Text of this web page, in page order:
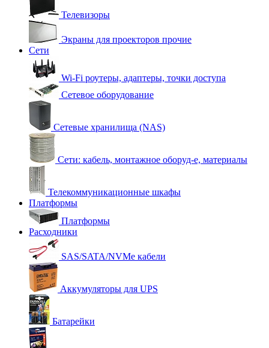
Телевизоры
Экраны для проекторов прочие
Сети
Wi-Fi роутеры, адаптеры, точки доступа
Сетевое оборудование
Сетевые хранилища (NAS)
Сети: кабель, монтажное оборуд-е, материалы
Телекоммуникационные шкафы
Платформы
Платформы
Расходники
SAS/SATA/NVMe кабели
Аккумуляторы для UPS
Батарейки